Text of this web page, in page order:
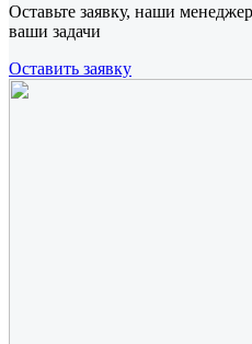
Оставьте заявку, наши
ваши задачи
Оставить заявку